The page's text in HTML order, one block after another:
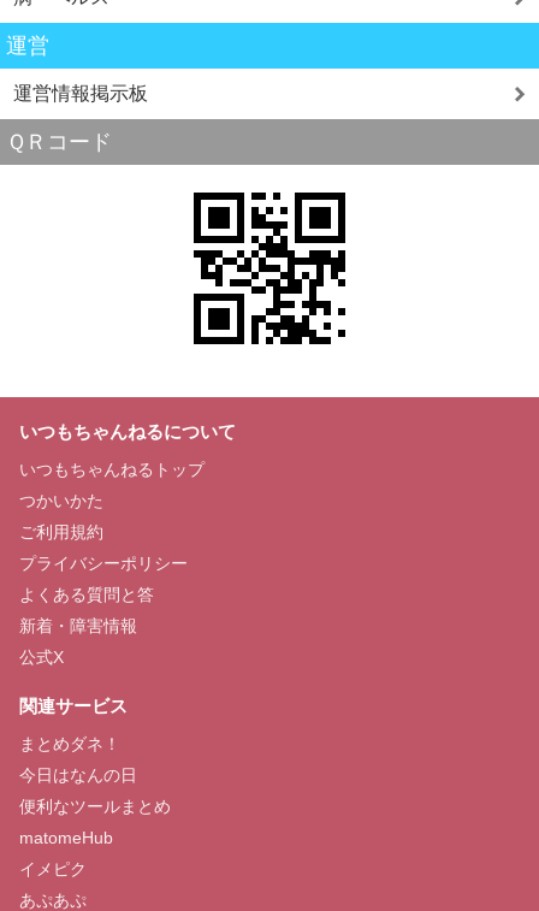
運営
運営情報掲示板
ＱＲコード
いつもちゃんねるについて
いつもちゃんねるトップ
つかいかた
ご利用規約
プライバシーポリシー
よくある質問と答
新着・障害情報
公式X
関連サービス
まとめダネ！
今日はなんの日
便利なツールまとめ
matomeHub
イメピク
あぷあぷ